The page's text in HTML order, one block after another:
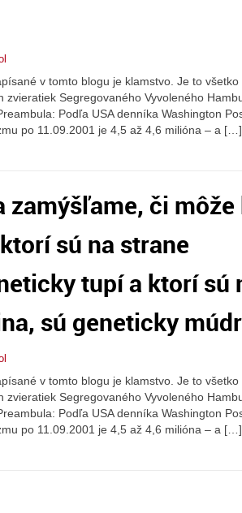
v tomto blogu je klamstvo. Je to všetko
zvieratiek Segregovaného Vyvoleného
Podľa USA denníka Washington
po 11.09.2001 je 4,5 až 4,6 milióna – a […]
či
sú na strane
tupí a ktorí sú
sú geneticky
v tomto blogu je klamstvo. Je to všetko
zvieratiek Segregovaného Vyvoleného
Podľa USA denníka Washington
po 11.09.2001 je 4,5 až 4,6 milióna – a […]